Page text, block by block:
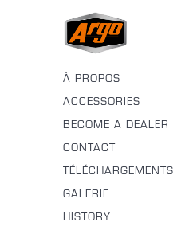
À PROPOS
ACCESSORIES
BECOME A DEALER
CONTACT
TÉLÉCHARGEMENTS
GALERIE
HISTORY